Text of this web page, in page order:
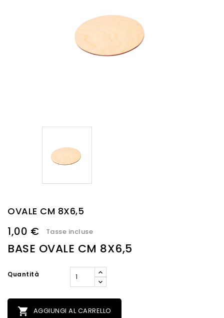
OVALE CM 8X6,5
1,00 € Tasse incluse
BASE OVALE CM 8X6,5
Quantità
 AGGIUNGI AL CARRELLO